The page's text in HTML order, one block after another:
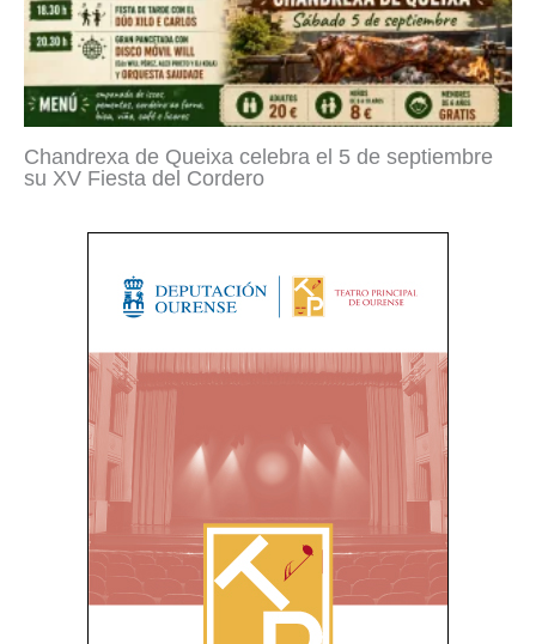
Chandrexa de Queixa celebra el 5 de septiembre
su XV Fiesta del Cordero